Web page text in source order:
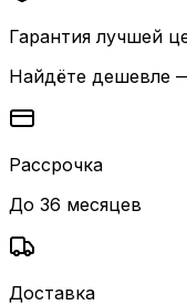
Гарантия лучшей
Найдёте дешевле
Рассрочка
До 36 месяцев
Доставка